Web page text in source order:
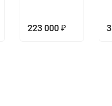
223 000₽